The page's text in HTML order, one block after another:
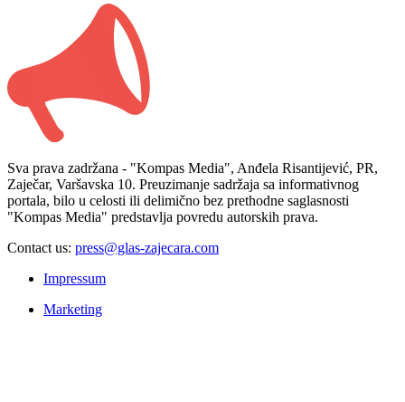
Sva prava zadržana - "Kompas Media", Anđela Risantijević, PR,
Zaječar, Varšavska 10. Preuzimanje sadržaja sa informativnog
portala, bilo u celosti ili delimično bez prethodne saglasnosti
"Kompas Media" predstavlja povredu autorskih prava.
Contact us: press@glas-zajecara.com
Impressum
Marketing